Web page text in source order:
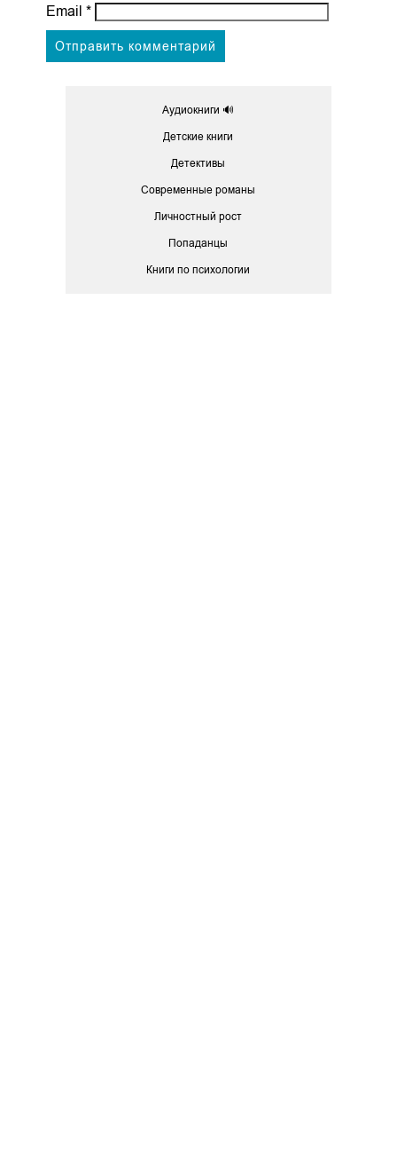
Email *
Аудиокниги 🔊
Детские книги
Детективы
Современные романы
Личностный рост
Попаданцы
Книги по психологии